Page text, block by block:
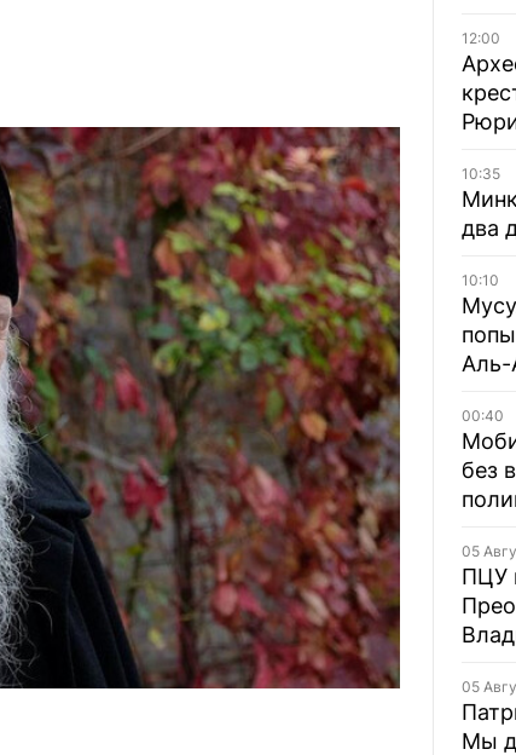
12:00
10:35
два
10:10
Аль-
00:40
без
05
ПЦУ
05
Мы